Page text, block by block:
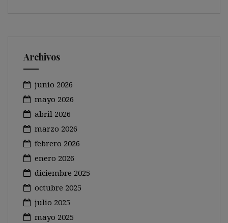
Archivos
junio 2026
mayo 2026
abril 2026
marzo 2026
febrero 2026
enero 2026
diciembre 2025
octubre 2025
julio 2025
mayo 2025